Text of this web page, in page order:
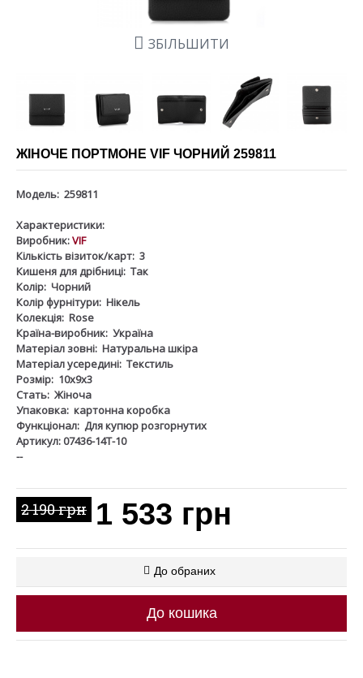
ЗБІЛЬШИТИ
ЖІНОЧЕ ПОРТМОНЕ VIF ЧОРНИЙ 259811
Модель: 259811
Характеристики:
Виробник:VIF
Кількість візиток/карт: 3
Кишеня для дрібниці: Так
Колір: Чорний
Колір фурнітури: Нікель
Колекція: Rose
Країна-виробник: Україна
Матеріал зовні: Натуральна шкіра
Матеріал усередині: Текстиль
Розмір: 10х9х3
Стать: Жіноча
Упаковка: картонна коробка
Функціонал: Для купюр розгорнутих
Артикул: 07436-14Т-10
--
2 190 грн 1 533 грн
До обраних
До кошика